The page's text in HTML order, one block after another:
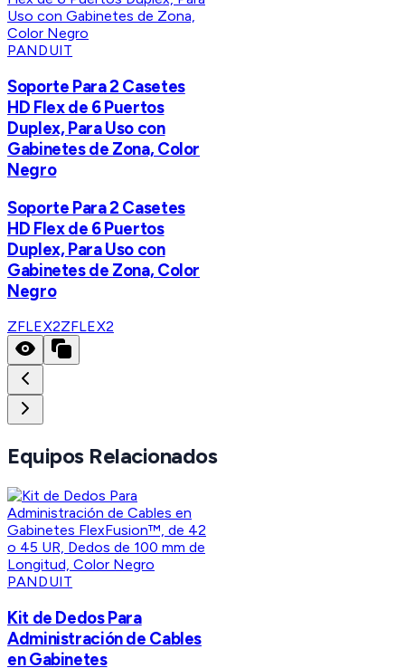
PANDUIT
Soporte Para 2 Casetes
HD Flex de 6 Puertos
Duplex, Para Uso con
Gabinetes de Zona, Color
Negro
Soporte Para 2 Casetes
HD Flex de 6 Puertos
Duplex, Para Uso con
Gabinetes de Zona, Color
Negro
ZFLEX2ZFLEX2
Equipos Relacionados
PANDUIT
Kit de Dedos Para
Administración de Cables
en Gabinetes